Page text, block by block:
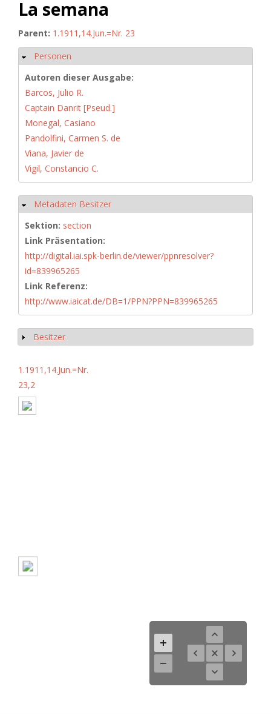
La semana
Parent: 1.1911,14.Jun.=Nr. 23
Hide
Personen
Autoren dieser Ausgabe:
Barcos, Julio R.
Captain Danrit [Pseud.]
Monegal, Casiano
Pandolfini, Carmen S. de
Viana, Javier de
Vigil, Constancio C.
Hide
Metadaten Besitzer
Sektion: section
Link Präsentation:
http://digital.iai.spk-berlin.de/viewer/ppnresolver?
id=839965265
Link Referenz:
http://www.iaicat.de/DB=1/PPN?PPN=839965265
Show
Besitzer
1.1911,14.Jun.=Nr.
23,2